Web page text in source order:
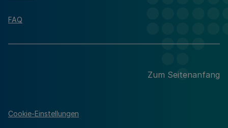
FAQ
Zum Seitenanfang
Cookie-Einstellungen